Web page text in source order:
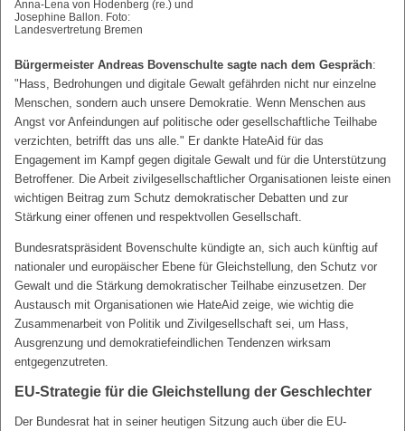
Anna-Lena von Hodenberg (re.) und
Josephine Ballon. Foto:
Landesvertretung Bremen
Bürgermeister Andreas Bovenschulte sagte nach dem Gespräch:
"Hass, Bedrohungen und digitale Gewalt gefährden nicht nur einzelne
Menschen, sondern auch unsere Demokratie. Wenn Menschen aus
Angst vor Anfeindungen auf politische oder gesellschaftliche Teilhabe
verzichten, betrifft das uns alle." Er dankte HateAid für das
Engagement im Kampf gegen digitale Gewalt und für die Unterstützung
Betroffener. Die Arbeit zivilgesellschaftlicher Organisationen leiste einen
wichtigen Beitrag zum Schutz demokratischer Debatten und zur
Stärkung einer offenen und respektvollen Gesellschaft.
Bundesratspräsident Bovenschulte kündigte an, sich auch künftig auf
nationaler und europäischer Ebene für Gleichstellung, den Schutz vor
Gewalt und die Stärkung demokratischer Teilhabe einzusetzen. Der
Austausch mit Organisationen wie HateAid zeige, wie wichtig die
Zusammenarbeit von Politik und Zivilgesellschaft sei, um Hass,
Ausgrenzung und demokratiefeindlichen Tendenzen wirksam
entgegenzutreten.
EU-Strategie für die Gleichstellung der Geschlechter
Der Bundesrat hat in seiner heutigen Sitzung auch über die EU-